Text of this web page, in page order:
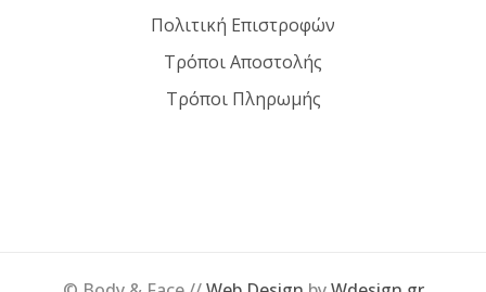
Πολιτική Επιστροφών
Τρόποι Αποστολής
Τρόποι Πληρωμής